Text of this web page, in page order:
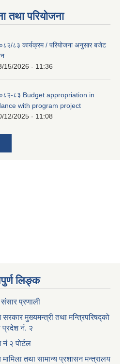
तथा परियोजना
८३ कार्यक्रम / परियोजना अनुसार बजेट
15/2026 - 11:36
८३ Budget appropriation in
with program project
12/2025 - 11:08
लिङ्क
प्रणाली
मुख्यमन्त्री तथा मन्त्रिपरिषद्को
प्रदेश नं. २
२ पोर्टल
तथा सामान्य प्रशासन मन्त्रालय